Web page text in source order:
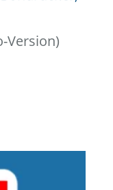
Version)